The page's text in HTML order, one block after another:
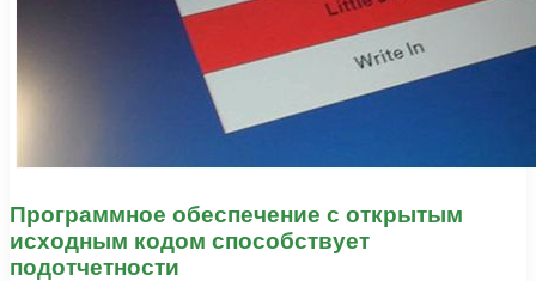
Программное обеспечение с открытым
исходным кодом способствует
подотчетности